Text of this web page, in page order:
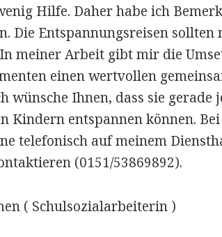
Hilfe. Daher habe ich
Die Entspannungsreisen sollten
meiner Arbeit gibt mir die
einen wertvollen
wünsche Ihnen, dass sie gerade
Kindern entspannen können.
telefonisch auf meinem
(0151/53869892).
( Schulsozialarbeiterin )